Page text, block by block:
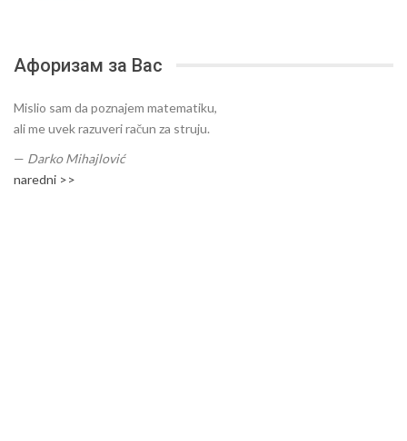
Афоризам за Вас
Mislio sam da poznajem matematiku,
ali me uvek razuveri račun za struju.
— Darko Mihajlović
naredni >>